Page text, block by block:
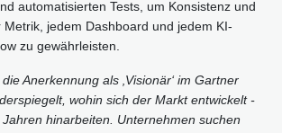
automatisierten Tests, um Konsistenz und
jedem Dashboard und jedem KI-
zu gewährleisten.
die Anerkennung als ‚Visionär‘ im Gartner
wohin sich der Markt entwickelt -
hinarbeiten. Unternehmen suchen